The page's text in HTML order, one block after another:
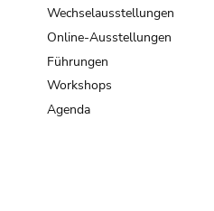
Wechselausstellungen
Online-Ausstellungen
Führungen
Workshops
Agenda